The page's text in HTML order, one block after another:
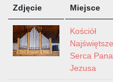
Zdjęcie Miejsce
Kościół
Serca Pana
Jezusa